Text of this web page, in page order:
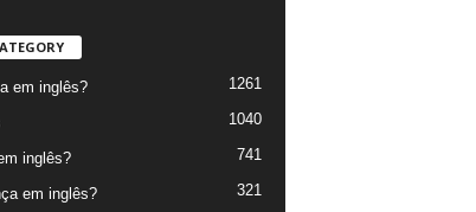
em inglês? 1261
1040
inglês? 741
em inglês? 321